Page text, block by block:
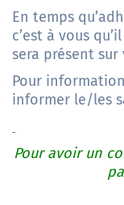
En temps
c’est à vous
sera présent
Pour
informer le/les
Pour avoir un